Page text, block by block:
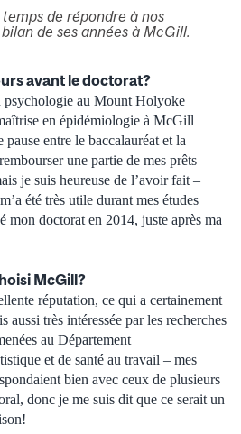
de répondre à nos
de ses années à McGill.
avant le doctorat?
psychologie au Mount Holyoke
en épidémiologie à McGill
entre le baccalauréat et la
une partie de mes prêts
je suis heureuse de l’avoir fait –
été très utile durant mes études
mon doctorat en 2014, juste après ma
McGill?
réputation, ce qui a certainement
aussi très intéressée par les recherches
au Département
et de santé au travail – mes
bien avec ceux de plusieurs
donc je me suis dit que ce serait un